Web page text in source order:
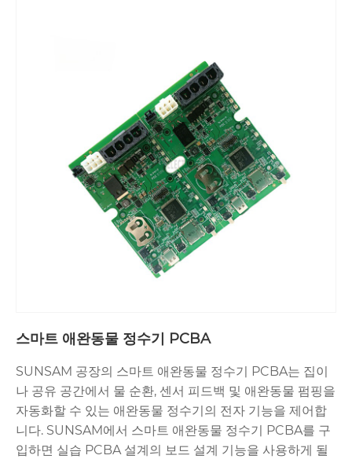
스마트 애완동물 정수기 PCBA
SUNSAM 공장의 스마트 애완동물 정수기 PCBA는 집이
나 공유 공간에서 물 순환, 센서 피드백 및 애완동물 펌핑을
자동화할 수 있는 애완동물 정수기의 전자 기능을 제어합
니다. SUNSAM에서 스마트 애완동물 정수기 PCBA를 구
입하면 실습 PCBA 설계의 보드 설계 기능을 사용하게 될